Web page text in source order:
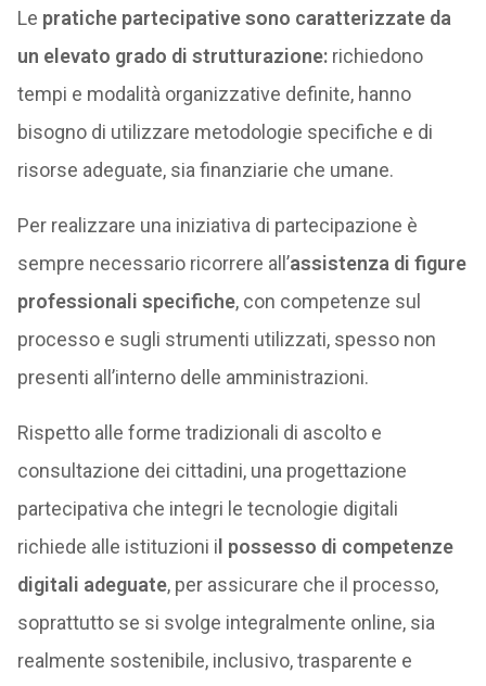
Le pratiche partecipative sono caratterizzate da
un elevato grado di strutturazione:richiedono
tempi e modalità organizzative definite, hanno
bisogno di utilizzare metodologie specifiche e di
risorse adeguate, sia finanziarie che umane.
Per realizzare una iniziativa di partecipazione è
sempre necessario ricorrere all’assistenza di figure
professionali specifiche, con competenze sul
processo e sugli strumenti utilizzati, spesso non
presenti all’interno delle amministrazioni.
Rispetto alle forme tradizionali di ascolto e
consultazione dei cittadini, una progettazione
partecipativa che integri le tecnologie digitali
richiede alle istituzioni i l possesso di competenze
digitali adeguate, per assicurare che il processo,
soprattutto se si svolge integralmente online, sia
realmente sostenibile, inclusivo, trasparente e